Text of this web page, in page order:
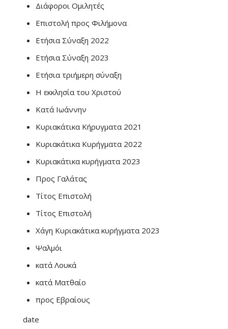
Διάφοροι Ομιλητές
Επιστολή προς Φιλήμονα
Ετήσια Σύναξη 2022
Ετήσια Σύναξη 2023
Ετήσια τριήμερη σύναξη
Η εκκλησία του Χριστού
Κατά Ιωάννην
Κυριακάτικα Κήρυγματα 2021
Κυριακάτικα Κυρήγματα 2022
Κυριακάτικα κυρήγματα 2023
Προς Γαλάτας
Τίτος Επιστολή
Τίτος Επιστολή
Χάγη Κυριακάτικα κυρήγματα 2023
Ψαλμόι
κατά Λουκά
κατά Ματθαίο
προς Εβραίους
date